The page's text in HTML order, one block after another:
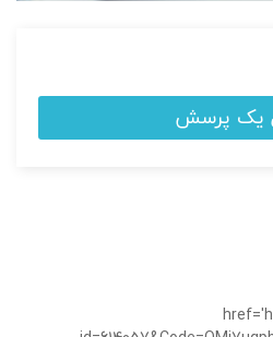
یک پرسش